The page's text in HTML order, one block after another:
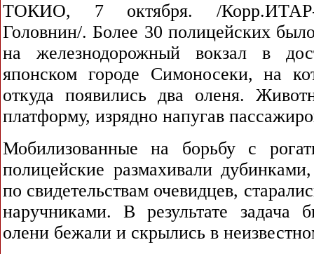
ТОКИО, 7 октября. /
Головнин/. Более 30 полицейских
на железнодорожный вокзал в
японском городе Симоносеки, на
откуда появились два оленя.
платформу, изрядно напугав
Мобилизованные на борьбу с
полицейские размахивали
по свидетельствам очевидцев,
наручниками. В результате задача
олени бежали и скрылись в